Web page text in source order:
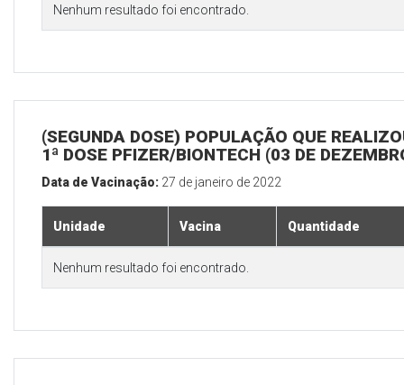
Nenhum resultado foi encontrado.
(SEGUNDA DOSE) POPULAÇÃO QUE
1ª DOSE PFIZER/BIONTECH (03 DE
Data de Vacinação: 27 de janeiro de 2022
Unidade Vacina Quantidade
Nenhum resultado foi encontrado.